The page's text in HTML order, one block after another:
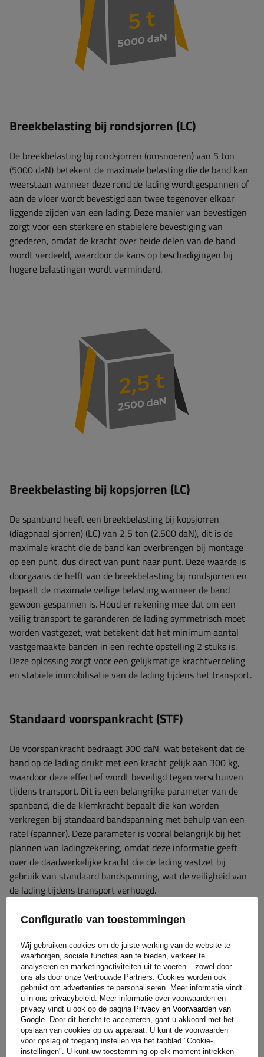
Breekbelasting bij rondsjorren (LC)
De breekbelasting bij rondsjorren (omsnoeren) van 5 ton
(5000 daN) betekent de maximale belasting die de band kan
weerstaan ​​wanneer deze rond de lading wordtgespannen of
aan de vloer wordt bevestigd aan twee tegenover elkaar
liggende zijden van een lading. Deze manier van bevestigen
zorgt voor een sterkere en stabielere bevestiging van
goederen, omdat de kracht over beide delen van de band
wordt verdeeld, waardoor de kans op beschadigingen bij
hogere belastingen wordt verminderd.
Breekbelasting bij kopsjorren (LC)
De spanband heeft een breekbelasting bij kopsjorren
(diagonaal sjorren) (LC) van 2,5 ton (2.500 daN), dit is de
maximale kracht die de band kan overbrengen bij montage
op een punt, dus direct van punt naar punt. Deze waarde is
doorgaans de helft van de breekbelasting bij rondsjorren en
bepaalt de maximale veilige belasting wanneer de band
gewoon gespannen is. Houd er rekening mee dat om een ​​
veilig transport te garanderen de lading symmetrisch moet
worden vastgezet, wat betekent dat het minimum aantal
vastgemaakte banden in een rechte opstelling 2 stuks is.
Deze oplossing zorgt voor een gelijkmatige krachtverdeling
en stabiele immobilisatie van de lading tijdens het transport.
Standaard voorspankracht (STF)
De voorspankracht bedraagt ​​300 daN, wat betekent dat de
band op de lading drukt met een kracht gelijk aan 300 kg,
waardoor deze effectief wordt beveiligd tegen verschuiven
tijdens transport. Dit is een belangrijke parameter van de
spanband, die de klemkracht bepaalt die kan worden
verkregen bij standaard bandspanning met behulp van een
ratel (spanner). Deze parameter is vooral belangrijk bij het
plannen van ladingzekering, omdat deze informatie geeft
over de daadwerkelijke kracht die de lading vastzet bij
gebruik van standaard bandspanning, wat de veiligheid van
de lading tijdens transport verhoogd.
Standaard handkracht (SHF)
De handmatige spankracht bedraagt ​​50 daN, dit is de kracht
die op de ratel moet worden uitgeoefend om de lading goed
vast te zetten. Deze waarde garandeert ergonomie en
werkveiligheid, waardoor een passende bandspanning
mogelijk is zonder het risico van overmatige inspanning. De
SHF-parameter is belangrijk bij het selecteren van een band,
omdat deze de optimale handkracht aangeeft die nodig is om
de lading effectief en stabiel te immobiliseren.
Configuratie van toestemmingen
Wij gebruiken cookies om de juiste werking van de website te
waarborgen, sociale functies aan te bieden, verkeer te
analyseren en marketingactiviteiten uit te voeren – zowel door
ons als door onze Vertrouwde Partners. Cookies worden ook
gebruikt om advertenties te personaliseren. Meer informatie vindt
u in ons privacybeleid . Meer informatie over voorwaarden en
privacy vindt u ook op de pagina Privacy en Voorwaarden van
Google . Door dit bericht te accepteren, gaat u akkoord met het
opslaan van cookies op uw apparaat. U kunt de voorwaarden
voor opslag of toegang instellen via het tabblad "Cookie-
instellingen". U kunt uw toestemming op elk moment intrekken